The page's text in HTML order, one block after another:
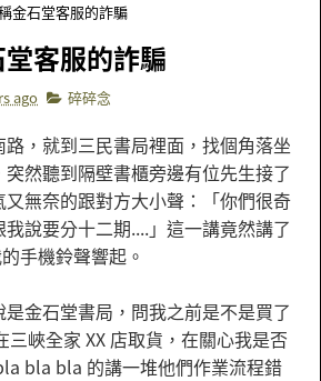
金石堂客服的詐騙
客服的詐騙
ago 碎碎念
，就到三民書局裡面，找個角落坐
然聽到隔壁書櫃旁邊有位先生接了
無奈的跟對方大小聲：「你們很奇
說要分十二期....」這一講竟然講了
手機鈴聲響起。
金石堂書局，問我之前是不是買了
三峽全家 XX 店取貨，在關心我是否
bla bla 的講一堆他們作業流程錯